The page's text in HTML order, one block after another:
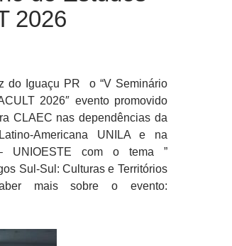
2026
do Iguaçu PR o “V Seminário
2026″ evento promovido
CLAEC nas dependências da
Americana UNILA e na
UNIOESTE com o tema ”
Sul-Sul: Culturas e Territórios
mais sobre o evento: